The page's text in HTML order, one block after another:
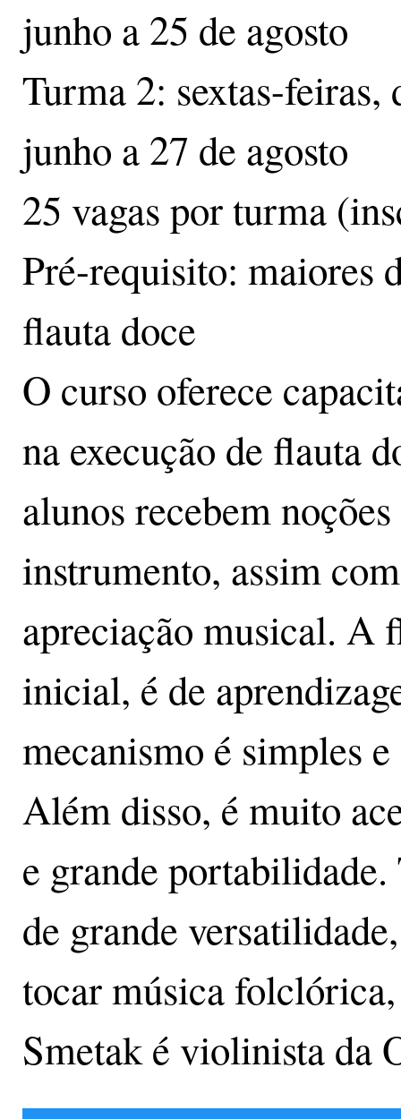
junho a 25 de agosto
Turma 2: sextas-feiras,
junho a 27 de agosto
25 vagas por turma
Pré-requisito: maiores
flauta doce
O curso oferece
na execução de flauta
alunos recebem
instrumento, assim
apreciação musical. A
inicial, é de
mecanismo é simples
Além disso, é muito
e grande
de grande
tocar música
Smetak é violinista da